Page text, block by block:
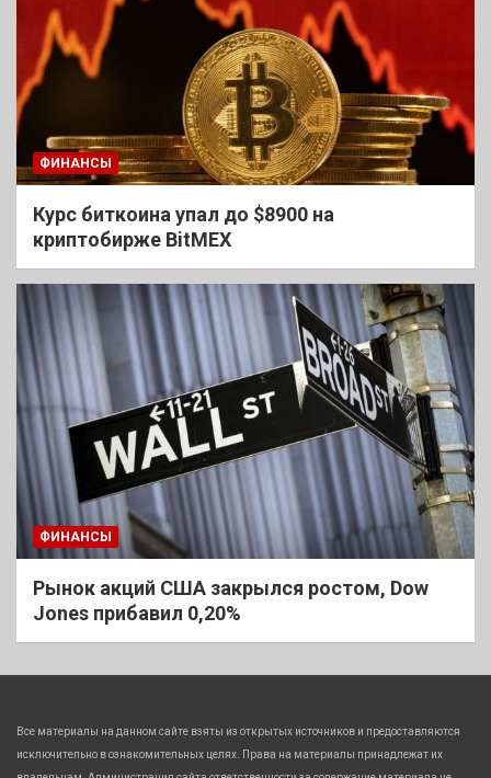
ФИНАНСЫ
Курс биткоина упал до $8900 на
криптобирже BitMEX
ФИНАНСЫ
Рынок акций США закрылся ростом, Dow
Jones прибавил 0,20%
Все материалы на данном сайте взяты из открытых источников и предоставляются
исключительно в ознакомительных целях. Права на материалы принадлежат их